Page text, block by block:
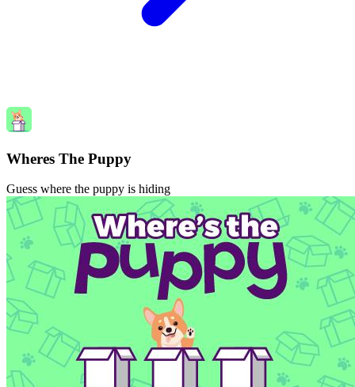
Wheres The Puppy
Guess where the puppy is hiding